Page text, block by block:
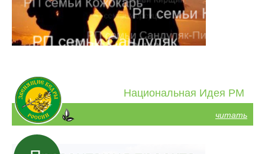
Национальная Идея РМ
читать